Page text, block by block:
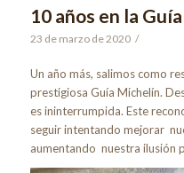
10 años en la
23 de marzo de 2020 /
Un año más, salimos como
prestigiosa Guía Michelín.
es ininterrumpida. Este
seguir intentando mejorar
aumentando nuestra ilusión